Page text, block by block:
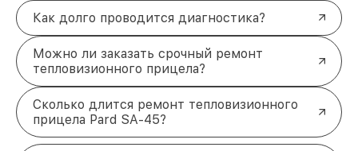
Как долго проводится диагностика?
Можно ли заказать срочный ремонт
тепловизионного прицела?
Сколько длится ремонт тепловизионного
прицела Pard SA-45?